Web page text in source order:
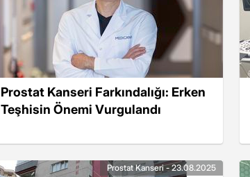
Prostat Kanseri Farkındalığı: Erken
Teşhisin Önemi Vurgulandı
Prostat Kanseri - 23.08.2025